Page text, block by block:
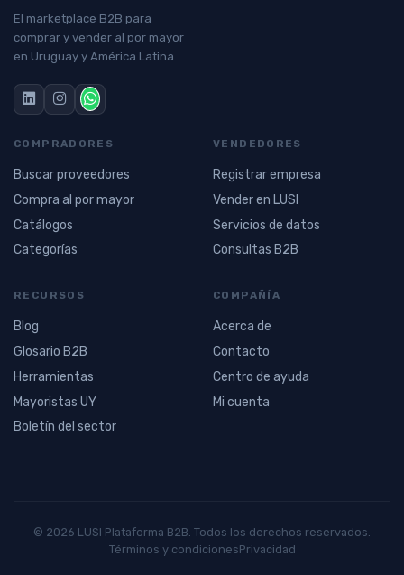
El marketplace B2B para
comprar y vender al por mayor
en Uruguay y América Latina.
COMPRADORES
Buscar proveedores
Compra al por mayor
Catálogos
Categorías
VENDEDORES
Registrar empresa
Vender en LUSI
Servicios de datos
Consultas B2B
RECURSOS
Blog
Glosario B2B
Herramientas
Mayoristas UY
Boletín del sector
COMPAÑÍA
Acerca de
Contacto
Centro de ayuda
Mi cuenta
© 2026 LUSI Plataforma B2B. Todos los derechos reservados.
Términos y condicionesPrivacidad